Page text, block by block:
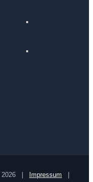
2026 | Impressum